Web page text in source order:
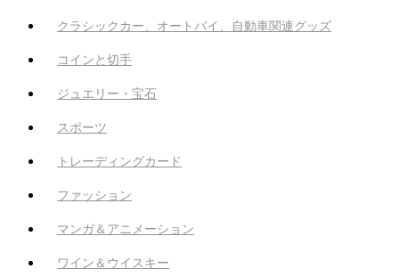
クラシックカー、オートバイ、自動車関連グッズ
コインと切手
ジュエリー・宝石
スポーツ
トレーディングカード
ファッション
マンガ＆アニメーション
ワイン＆ウイスキー